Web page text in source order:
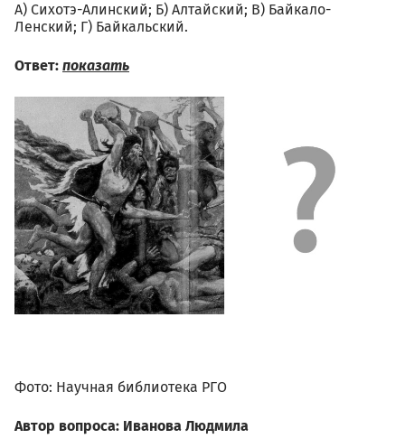
А) Сихотэ-Алинский; Б) Алтайский; В) Байкало-
Ленский; Г) Байкальский.
Ответ: показать
02.05.jpg
Фото: Научная библиотека РГО
Автор вопроса: Иванова Людмила